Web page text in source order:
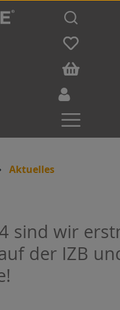
springen
Aktuelles
sind wir
der IZB